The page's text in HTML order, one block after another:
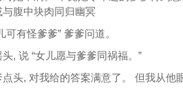
与腹中块肉同归幽冥
可有怪爹爹” 爹爹问道。
, 说 “女儿愿与爹爹同祸福。”
点头, 对我给的答案满意了。 但我从他